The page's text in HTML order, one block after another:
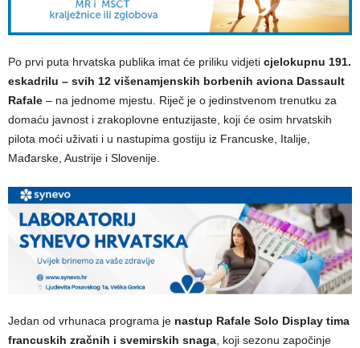
Po prvi puta hrvatska publika imat će priliku vidjeti cjelokupnu 191.
eskadrilu – svih 12 višenamjenskih borbenih aviona Dassault
Rafale – na jednome mjestu. Riječ je o jedinstvenom trenutku za
domaću javnost i zrakoplovne entuzijaste, koji će osim hrvatskih
pilota moći uživati i u nastupima gostiju iz Francuske, Italije,
Mađarske, Austrije i Slovenije.
Jedan od vrhunaca programa je nastup Rafale Solo Display tima
francuskih zračnih i svemirskih snaga , koji sezonu započinje